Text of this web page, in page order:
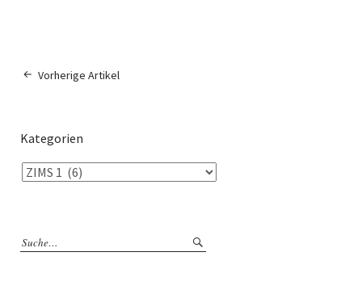
Vorherige Artikel
Kategorien